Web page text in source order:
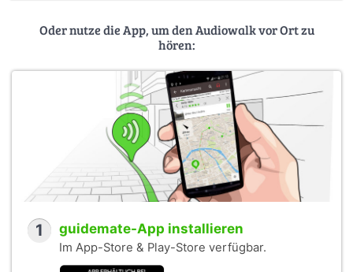
Oder nutze die App, um den Audiowalk vor Ort zu
hören:
1 guidemate-App installieren
Im App-Store & Play-Store verfügbar.